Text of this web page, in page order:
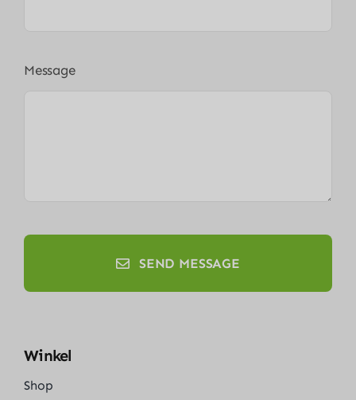
Message
SEND MESSAGE
Winkel
Shop